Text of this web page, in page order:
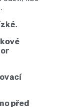
před